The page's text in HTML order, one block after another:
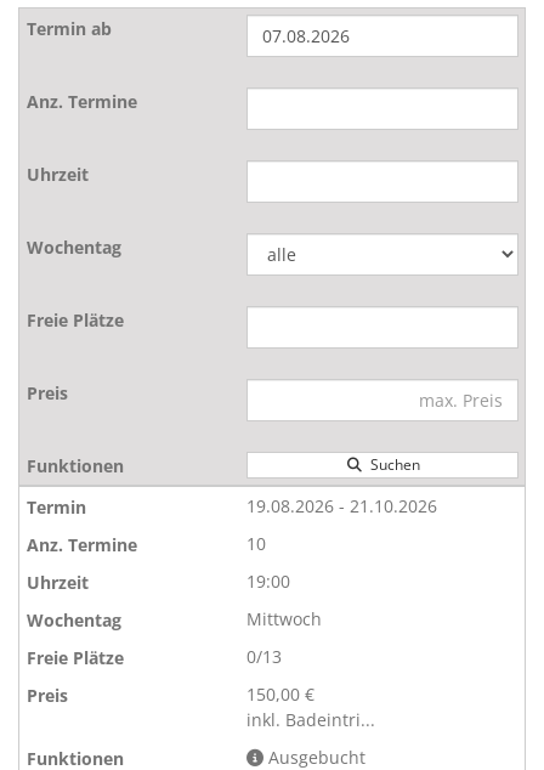
Suchen
19.08.2026 - 21.10.2026
10
19:00
Mittwoch
0/13
150,00 €
inkl. Badeintri...
Ausgebucht